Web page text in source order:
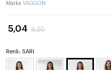
Marka VAGGON
5,04 8,20
Renk: SARI